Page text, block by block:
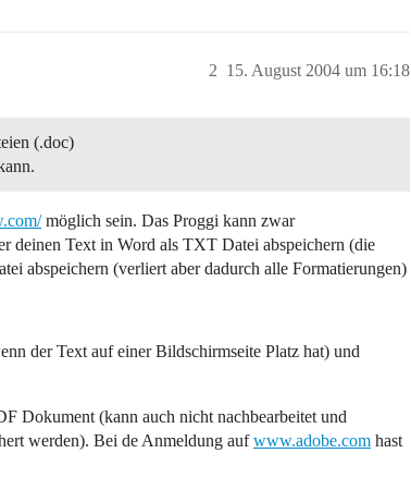
15. August 2004 um 16:18
2
(.doc)
möglich sein. Das Proggi kann zwar
deinen Text in Word als TXT Datei abspeichern (die
abspeichern (verliert aber dadurch alle Formatierungen)
der Text auf einer Bildschirmseite Platz hat) und
Dokument (kann auch nicht nachbearbeitet und
werden). Bei de Anmeldung aufwww.adobe.com hast